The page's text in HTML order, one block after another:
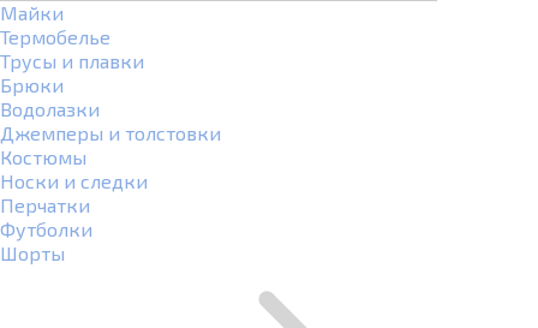
Майки
Термобелье
Трусы и плавки
Брюки
Водолазки
Джемперы и толстовки
Костюмы
Носки и следки
Перчатки
Футболки
Шорты